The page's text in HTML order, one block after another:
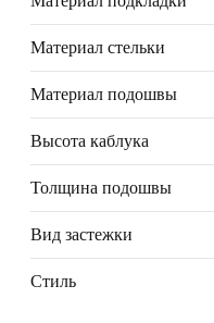
Материал стельки
Материал подошвы
Высота каблука
Толщина подошвы
Вид застежки
Стиль